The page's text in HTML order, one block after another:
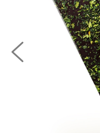
Chai Latté
Coffrets Thés